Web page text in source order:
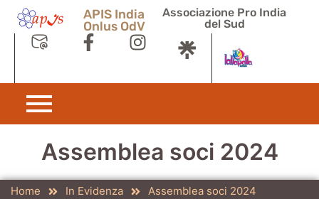
APIS India
Onlus OdV
Associazione Pro India
del Sud
Assemblea soci 2024
Home In Evidenza Assemblea soci 2024